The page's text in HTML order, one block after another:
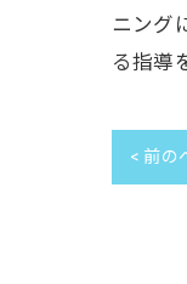
ニング
る指導
< 前の